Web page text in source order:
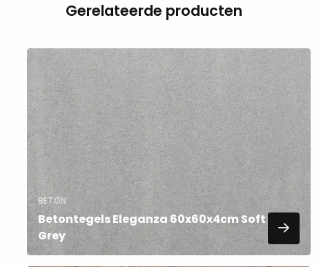
Gerelateerde producten
BETON
Betontegels Eleganza 60x60x4cm Soft
Grey
Lees
meer
over